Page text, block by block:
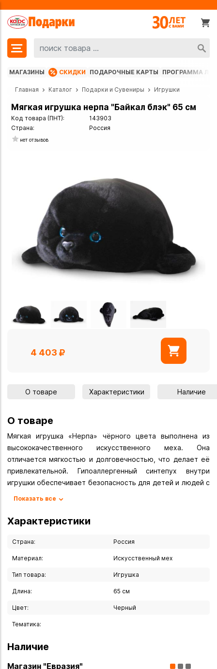
МАГАЗИНЫ СКИДКИ ПОДАРОЧНЫЕ КАРТЫ ПРОГРАММА
Главная Каталог Подарки и Сувениры Игрушки
Мягкая игрушка нерпа "Байкал блэк" 65 см
Код товара (ПНТ):
143903
Страна:
Россия
нет отзывов
4 403
О товаре Характеристики Наличие
О товаре
Мягкая игрушка «Нерпа» чёрного цвета выполнена из
высококачественного искусственного меха. Она
отличается мягкостью и долговечностью, что делает её
привлекательной. Гипоаллергенный синтепух внутри
игрушки обеспечивает безопасность для детей и людей с
очерченная мордочка, что подчёркивает её натуральный
стиль и естественные формы. Размер игрушки составляет
65 см, что делает её идеальной для игр и уютных
Вы можете купить Мягкая игрушка нерпа "Байкал блэк" 65
также сделать заказ в интернет-магазине с доставкой
курьером по Иркутску или транспортной компанией по
Показать все
Характеристики
Страна: Россия
Материал: Искусственный мех
Тип товара: Игрушка
Длина: 65 см
Цвет: Черный
Тематика:
Наличие
Магазин "Евразия"